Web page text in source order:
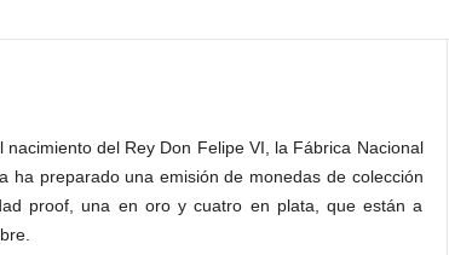
del Rey Don Felipe VI, la Fábrica Nacional
ha preparado una emisión de monedas de colección
proof, una en oro y cuatro en plata, que están a